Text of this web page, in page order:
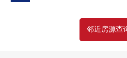
房源的详细、需讨论是如有意向，
邻近房源查